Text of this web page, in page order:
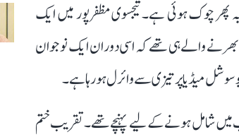
پھر چوک ہوئی ہے۔ تیجسوی مظفرپور میں ایک
والے ہی تھے کہ اسی دوران ایک نوجوان
سوشل میڈیا پر تیزی سے وائرل ہو رہا ہے۔
میں شامل ہونے کے لیے پہنچے تھے۔ تقریب ختم